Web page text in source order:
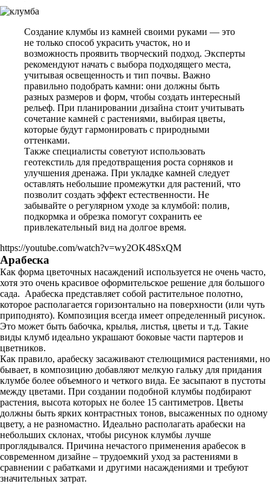
Создание клумбы из камней своими руками — это
не только способ украсить участок, но и
возможность проявить творческий подход. Эксперты
рекомендуют начать с выбора подходящего места,
учитывая освещенность и тип почвы. Важно
правильно подобрать камни: они должны быть
разных размеров и форм, чтобы создать интересный
рельеф. При планировании дизайна стоит учитывать
сочетание камней с растениями, выбирая цветы,
которые будут гармонировать с природными
оттенками.
Также специалисты советуют использовать
геотекстиль для предотвращения роста сорняков и
улучшения дренажа. При укладке камней следует
оставлять небольшие промежутки для растений, что
позволит создать эффект естественности. Не
забывайте о регулярном уходе за клумбой: полив,
подкормка и обрезка помогут сохранить ее
привлекательный вид на долгое время.
https://youtube.com/watch?v=wy2OK48SxQM
Арабеска
Как форма цветочных насаждений используется не очень часто,
хотя это очень красивое оформительское решение для большого
сада. Арабеска представляет собой растительное полотно,
которое располагается горизонтально на поверхности (или чуть
приподнято). Композиция всегда имеет определенный рисунок.
Это может быть бабочка, крылья, листья, цветы и т.д. Такие
виды клумб идеально украшают боковые части партеров и
цветников.
Как правило, арабеску засаживают стелющимися растениями, но
бывает, в композицию добавляют мелкую гальку для придания
клумбе более объемного и четкого вида. Ее засыпают в пустоты
между цветами. При создании подобной клумбы подбирают
растения, высота которых не более 15 сантиметров. Цветы
должны быть ярких контрастных тонов, высаженных по одному
цвету, а не разномастно. Идеально располагать арабески на
небольших склонах, чтобы рисунок клумбы лучше
проглядывался. Причина нечастого применения арабесок в
современном дизайне – трудоемкий уход за растениями в
сравнении с рабатками и другими насаждениями и требуют
значительных затрат.